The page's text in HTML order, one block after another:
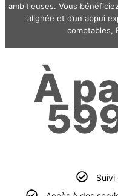
ambitieuses. Vous
alignée et d’un appui
comptables,
À
Suivi